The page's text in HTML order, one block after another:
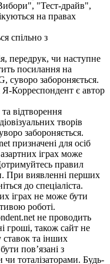
"Тест-драйв",
на правах
спільно з
передрук, чи наступне
посилання на
суворо забороняється.
Я-Корреспондент є автор
відтворення
творів
забороняється.
призначені для осіб
іграх може
правил
При виявленні перших
до спеціаліста.
іграх не може бути
роботі.
не проводить
гроші, також сайт не
ставок та інших
пов’язані з
тоталізаторами. Будь-